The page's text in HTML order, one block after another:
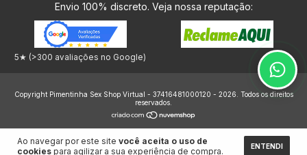
Ao navegar por este site você aceita o uso de
cookies para agilizar a sua experiência de compra. ENTENDI
Envio 100% discreto. Veja nossa reputação:
5★ (>300 avaliações no Google)
Copyright Pimentinha Sex Shop Virtual - 37416481000120 - 2026. Todos os direitos
reservados.